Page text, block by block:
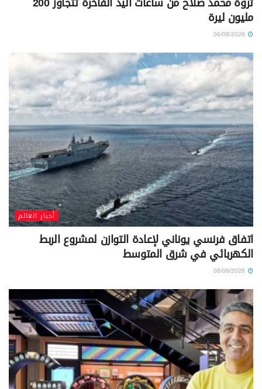
مليون ليرة
أخبار العالم
اتفاق فرنسي يوناني لإعادة التوازن لمشروع الربط
الكهربائي في شرق المتوسط